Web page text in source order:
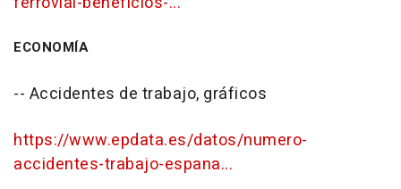
ECONOMÍA
-- Accidentes de trabajo, gráficos
https://www.epdata.es/datos/numero-
accidentes-trabajo-espana...